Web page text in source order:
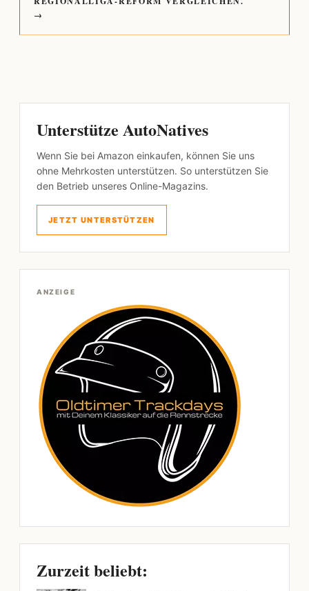
→
Unterstütze AutoNatives
Wenn Sie bei Amazon einkaufen, können Sie uns
ohne Mehrkosten unterstützen. So unterstützen Sie
den Betrieb unseres Online-Magazins.
JETZT UNTERSTÜTZEN
ANZEIGE
Zurzeit beliebt: